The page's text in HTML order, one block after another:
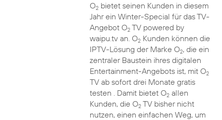
O2bietet seinen Kunden in diesem
Jahr ein Winter-Special für das TV-
Angebot O2TV powered by
waipu.tv an. O2Kunden können die
IPTV-Lösung der Marke O2, die ein
zentraler Baustein ihres digitalen
Entertainment-Angebots ist, mit O2
TV ab sofort drei Monate gratis
testen . Damit bietet O2allen
Kunden, die O2TV bisher nicht
nutzen, einen einfachen Weg, um